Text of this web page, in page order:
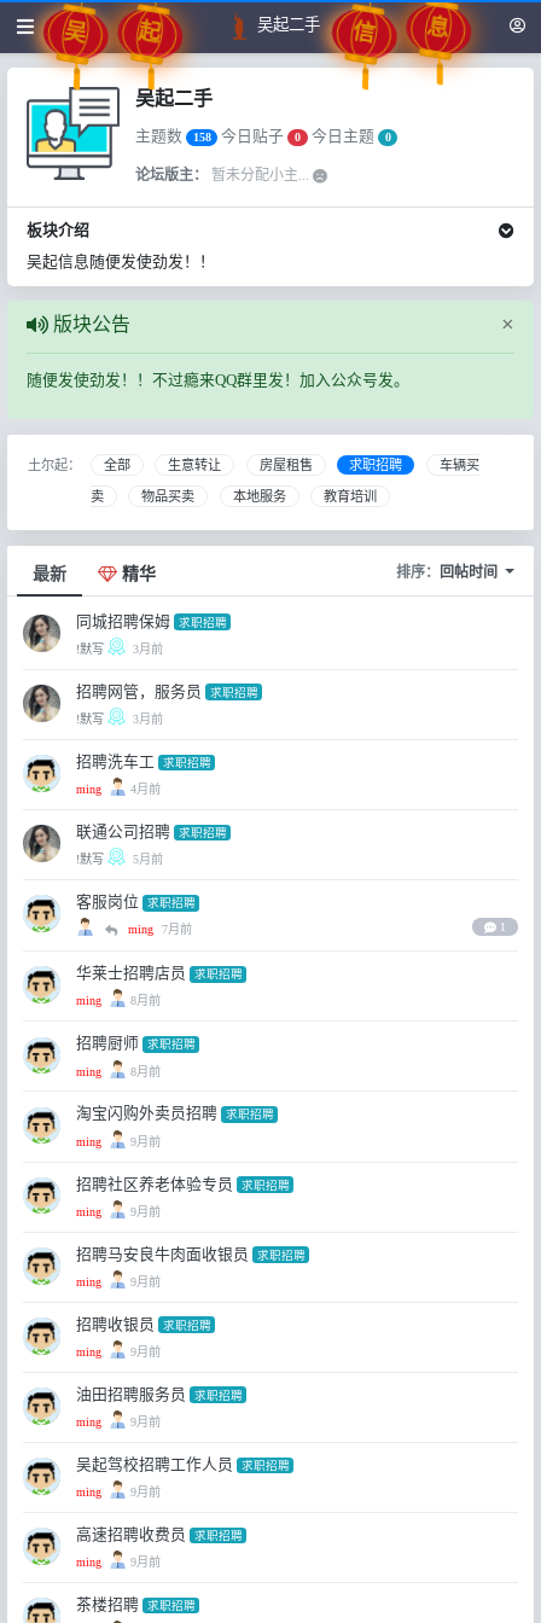
吴起二手
吴起二手
主题数 158 今日贴子 0 今日主题 0
论坛版主： 暂未分配小主...
板块介绍
吴起信息随便发使劲发！！
×
版块公告
随便发使劲发！！不过瘾来QQ群里发！加入公众号发。
土尔起： 全部 生意转让 房屋租售 求职招聘 车辆买
卖 物品买卖 本地服务 教育培训
最新 精华 排序： 回帖时间
同城招聘保姆 求职招聘
!默写 3月前
招聘网管，服务员 求职招聘
!默写 3月前
招聘洗车工 求职招聘
ming 4月前
联通公司招聘 求职招聘
!默写 5月前
客服岗位 求职招聘
ming 7月前 1
华莱士招聘店员 求职招聘
ming 8月前
招聘厨师 求职招聘
ming 8月前
淘宝闪购外卖员招聘 求职招聘
ming 9月前
招聘社区养老体验专员 求职招聘
ming 9月前
招聘马安良牛肉面收银员 求职招聘
ming 9月前
招聘收银员 求职招聘
ming 9月前
油田招聘服务员 求职招聘
ming 9月前
吴起驾校招聘工作人员 求职招聘
ming 9月前
高速招聘收费员 求职招聘
ming 9月前
茶楼招聘 求职招聘
起
吴